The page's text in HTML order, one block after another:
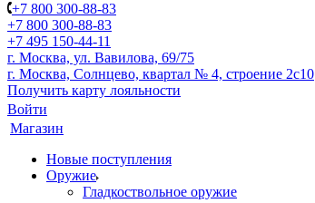
+7 800 300-88-83
+7 800 300-88-83
+7 495 150-44-11
г. Москва, ул. Вавилова, 69/75
г. Москва, Солнцево, квартал № 4, строение 2с10
Получить карту лояльности
Войти
Магазин
Новые поступления
Оружие
Гладкоствольное оружие